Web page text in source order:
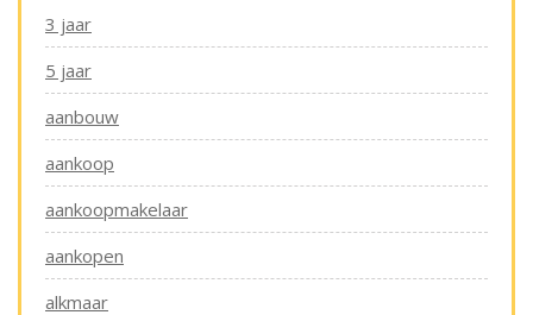
3 jaar
5 jaar
aanbouw
aankoop
aankoopmakelaar
aankopen
alkmaar